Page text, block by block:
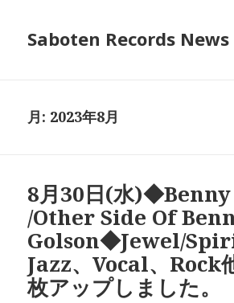
Saboten Records News
月: 2023年8月
8月30日(水
/Other Side Of
Golson◆Jewel/
Jazz、Vocal、Rock
枚アップしました。